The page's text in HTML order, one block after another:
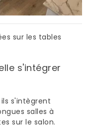
sur les tables
s'intégrer
s'intègrent
salles à
sur le salon.